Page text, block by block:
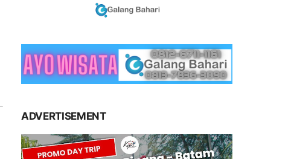
ADVERTISEMENT